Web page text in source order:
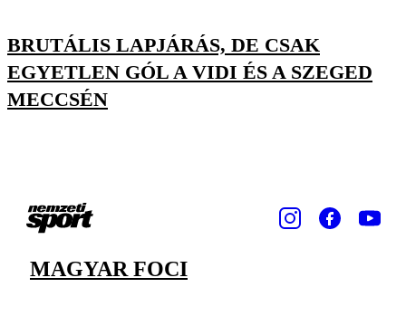
BRUTÁLIS LAPJÁRÁS, DE CSAK
EGYETLEN GÓL A VIDI ÉS A SZEGED
MECCSÉN
MAGYAR FOCI